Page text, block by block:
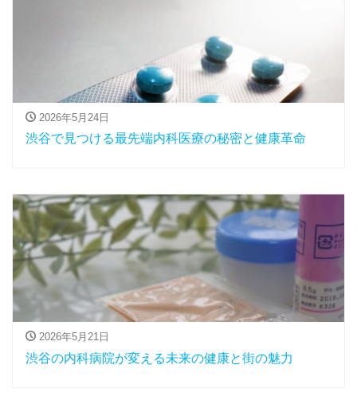
2026年5月24日
渋谷で見つける最先端内科医療の秘密と健康革命
2026年5月21日
渋谷の内科病院が変える未来の健康と街の魅力